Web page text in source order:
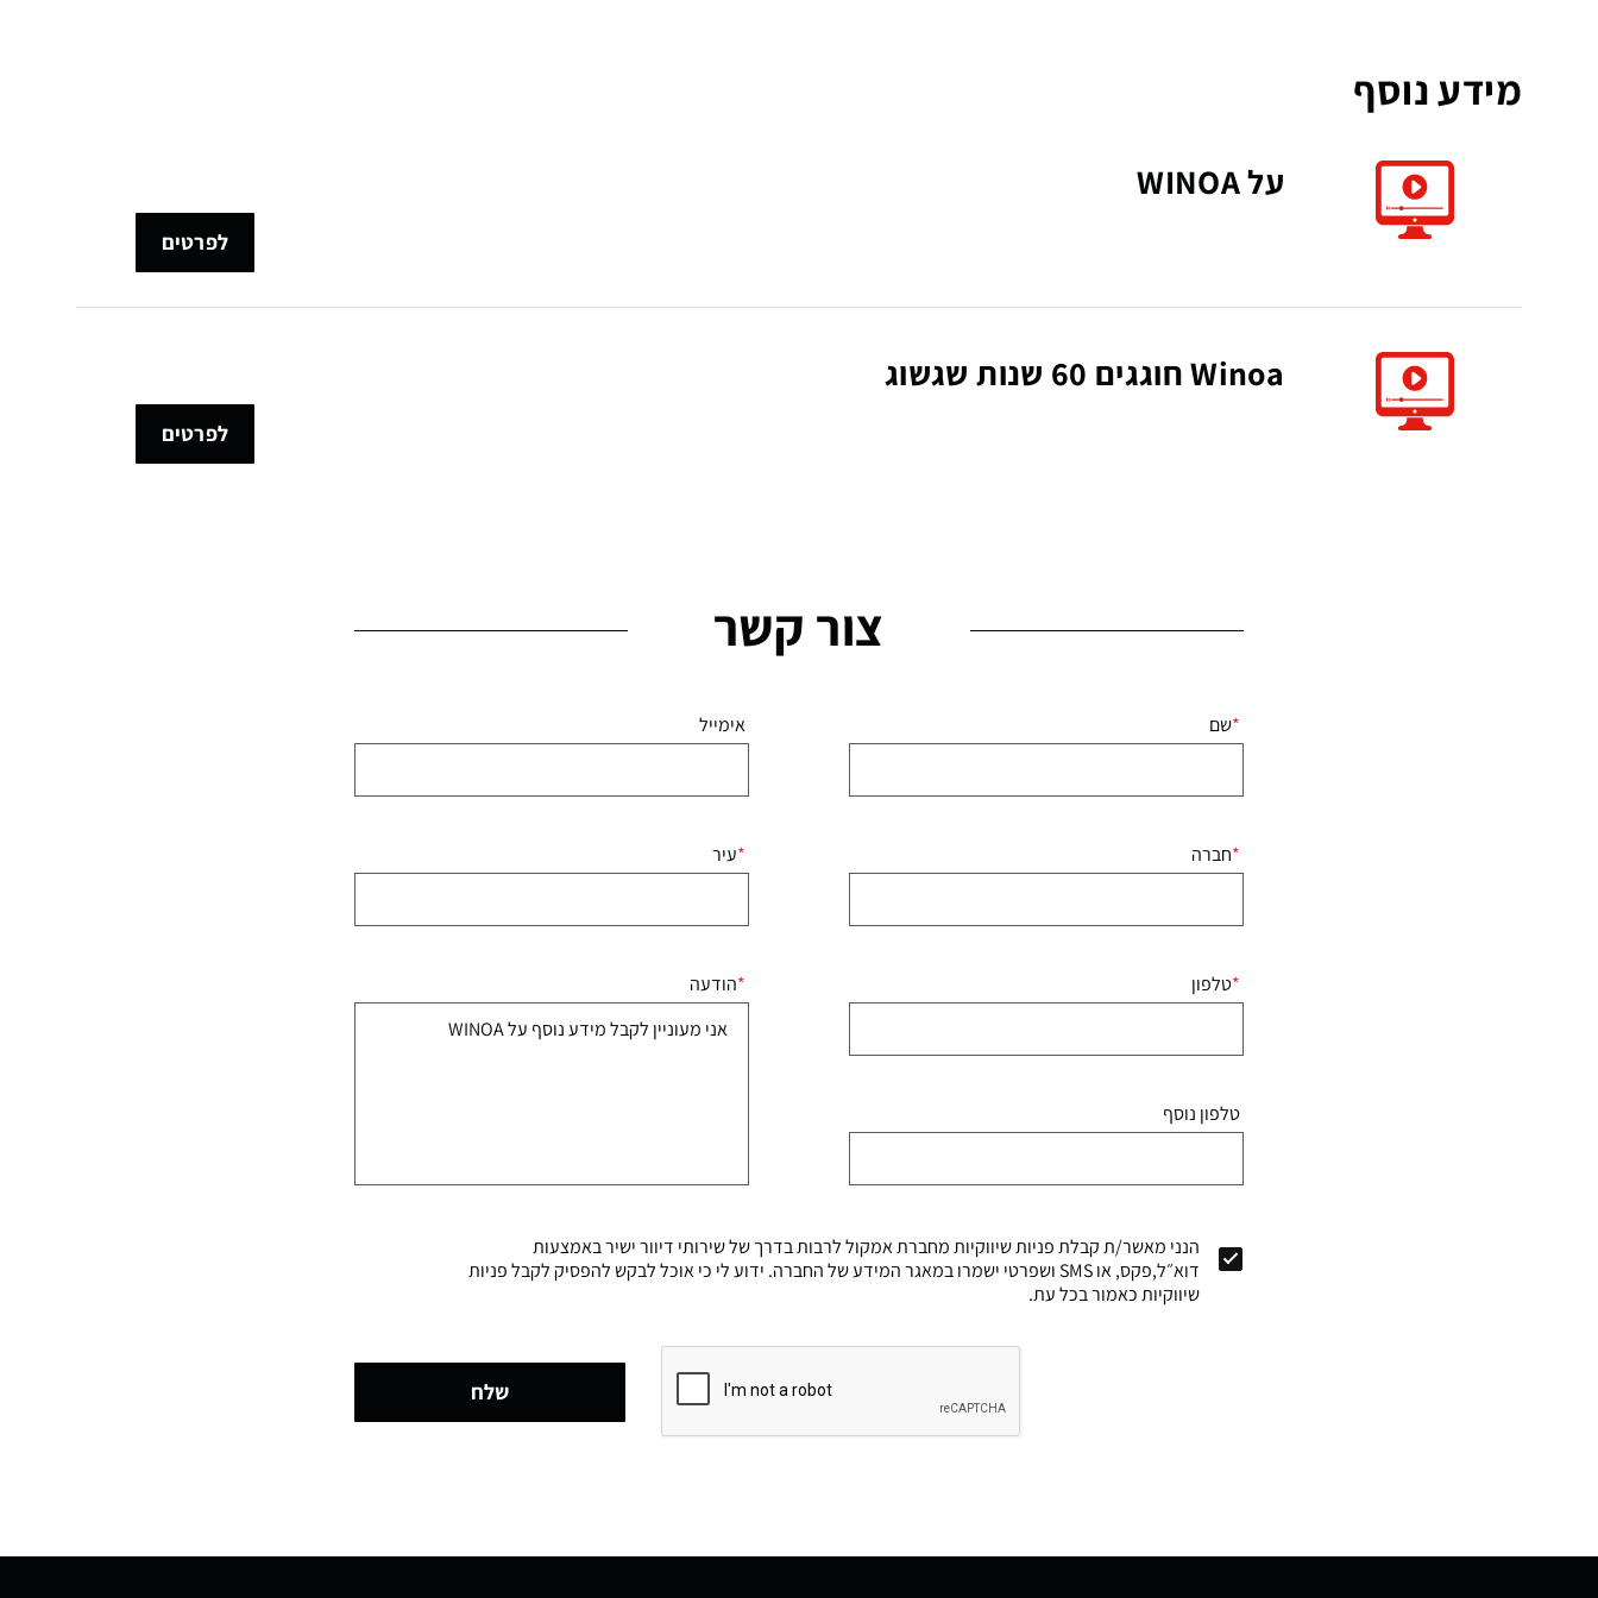
מידע נוסף
על WINOA
לפרטים
Winoa חוגגים 60 שנות שגשוג
לפרטים
צור קשר
שם
חברה
טלפון
טלפון נוסף
אימייל
עיר
הודעה
הנני מאשר/ת קבלת פניות שיווקיות מחברת אמקול לרבות בדרך של שירותי דיוור ישיר באמצעות
דוא״ל,פקס, או SMS ושפרטי ישמרו במאגר המידע של החברה. ידוע לי כי אוכל לבקש להפסיק לקבל פניות
שיווקיות כאמור בכל עת.
שלח